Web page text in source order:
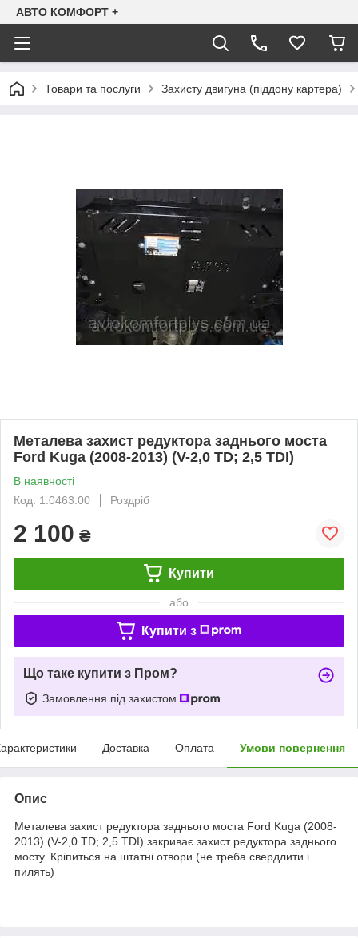
АВТО КОМФОРТ +
Товари та послуги Захисту двигуна (піддону картера)
Металева захист редуктора заднього моста
Ford Kuga (2008-2013) (V-2,0 TD; 2,5 TDI)
В наявності
Код: 1.0463.00
Роздріб
2 100 ₴
Купити
або
Купити з
Що таке купити з Пром?
Замовлення під захистом
Доставка Оплата Умови повернення
Опис
Металева захист редуктора заднього моста Ford Kuga (2008-
2013) (V-2,0 TD; 2,5 TDI) закриває захист редуктора заднього
мосту. Кріпиться на штатні отвори (не треба свердлити і
пилять)